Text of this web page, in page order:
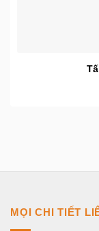
MỌI CHI TIẾT